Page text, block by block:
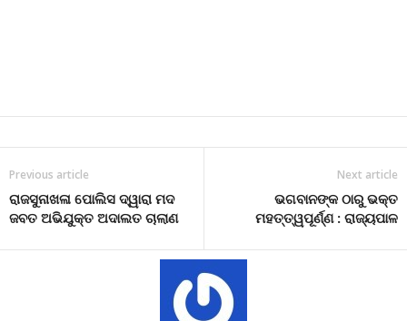
Previous article
ରାଜସୁନାଖଳା ପୋଲିସ ଦ୍ୱାରା ମଦ
ଜବତ ଅଭିଯୁକ୍ତ ଅଦାଲତ ଚାଲାଣ
Next article
ଭଗବାନଙ୍କ ଠାରୁ ଭକ୍ତ
ମହତ୍ତ୍ୱପୂର୍ଣ୍ଣ : ରାଜ୍ୟପାଳ